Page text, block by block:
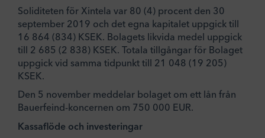
Soliditeten för Xintela var 80 (4) procent den 30
september 2019 och det egna kapitalet uppgick till
16 864 (834) KSEK. Bolagets likvida medel uppgick
till 2 685 (2 838) KSEK. Totala tillgångar för Bolaget
uppgick vid samma tidpunkt till 21 048 (19 205)
KSEK.
Den 5 november meddelar bolaget om ett lån från
Bauerfeind-koncernen om 750 000 EUR.
Kassaflöde och investeringar